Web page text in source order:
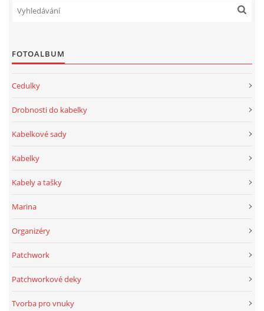
FOTOALBUM
Cedulky
Drobnosti do kabelky
Kabelkové sady
Kabelky
Kabely a tašky
Marina
Organizéry
Patchwork
Patchworkové deky
Tvorba pro vnuky